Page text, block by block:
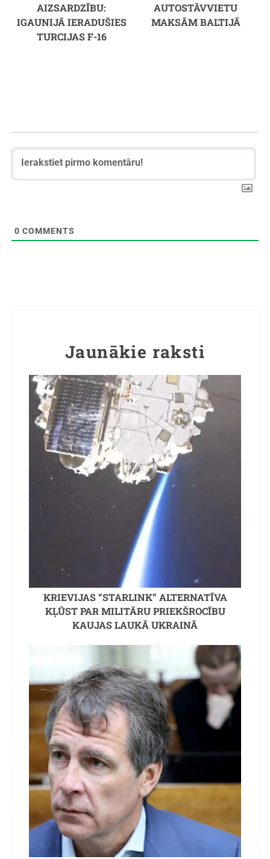
AIZSARDZĪBU:
IGAUNIJĀ IERADUŠIES
TURCIJAS F-16
AUTOSTĀVVIETU
MAKSĀM BALTIJĀ
0 COMMENTS
Jaunākie raksti
KRIEVIJAS “STARLINK” ALTERNATĪVA
KĻŪST PAR MILITĀRU PRIEKŠROCĪBU
KAUJAS LAUKĀ UKRAINĀ